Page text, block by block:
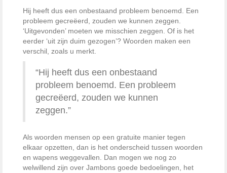
Hij heeft dus een onbestaand probleem benoemd. Een
probleem gecreëerd, zouden we kunnen zeggen.
‘Uitgevonden’ moeten we misschien zeggen. Of is het
eerder ‘uit zijn duim gezogen’? Woorden maken een
verschil, zoals u merkt.
“Hij heeft dus een onbestaand
probleem benoemd. Een probleem
gecreëerd, zouden we kunnen
zeggen.”
Als woorden mensen op een gratuite manier tegen
elkaar opzetten, dan is het onderscheid tussen woorden
en wapens weggevallen. Dan mogen we nog zo
welwillend zijn over Jambons goede bedoelingen, het